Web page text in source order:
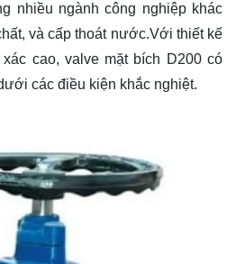
nhiều ngành công nghiệp khác
và cấp thoát nước.Với thiết kế
cao, valve mặt bích D200 có
các điều kiện khắc nghiệt.